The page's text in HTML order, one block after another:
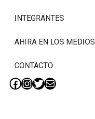
INTEGRANTES
AHIRA EN LOS MEDIOS
CONTACTO
Facebook
Instagram
Twitter
Mail